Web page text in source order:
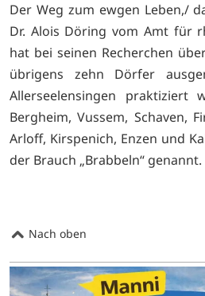
Der Weg zum ewgen Leben,/
Dr. Alois Döring vom Amt für
hat bei seinen Recherchen
übrigens zehn Dörfer
Allerseelensingen praktiziert
Bergheim, Vussem, Schaven,
Arloff, Kirspenich, Enzen und
der Brauch „Brabbeln“ genannt.
Nach oben